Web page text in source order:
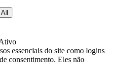
essenciais do site como logins
consentimento. Eles não